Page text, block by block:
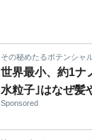
その秘めたるポテンシャ
世界最小、約1ナ
水粒子｣はなぜ髪
Sponsored